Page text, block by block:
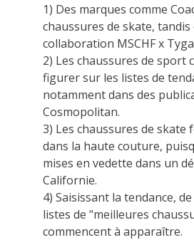
1) Des marques comme
chaussures de skate, tandis
collaboration MSCHF x
2) Les chaussures de sport
figurer sur les listes de
notamment dans des
Cosmopolitan.
3) Les chaussures de
dans la haute couture,
mises en vedette dans un
Californie.
4) Saisissant la tendance,
listes de "meilleures
commencent à apparaître.